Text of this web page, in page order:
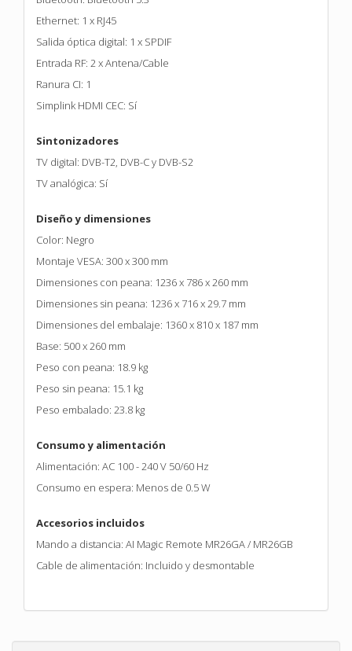
Ethernet: 1 x RJ45
Salida óptica digital: 1 x SPDIF
Entrada RF: 2 x Antena/Cable
Ranura CI: 1
Simplink HDMI CEC: Sí
Sintonizadores
TV digital: DVB-T2, DVB-C y DVB-S2
TV analógica: Sí
Diseño y dimensiones
Color: Negro
Montaje VESA: 300 x 300 mm
Dimensiones con peana: 1236 x 786 x 260 mm
Dimensiones sin peana: 1236 x 716 x 29.7 mm
Dimensiones del embalaje: 1360 x 810 x 187 mm
Base: 500 x 260 mm
Peso con peana: 18.9 kg
Peso sin peana: 15.1 kg
Peso embalado: 23.8 kg
Consumo y alimentación
Alimentación: AC 100 - 240 V 50/60 Hz
Consumo en espera: Menos de 0.5 W
Accesorios incluidos
Mando a distancia: AI Magic Remote MR26GA / MR26GB
Cable de alimentación: Incluido y desmontable